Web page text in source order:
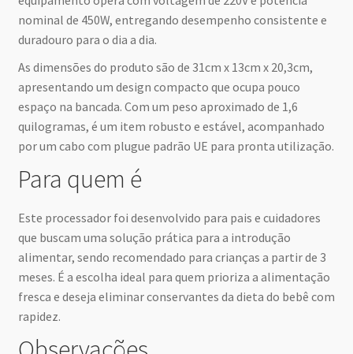
nominal de 450W, entregando desempenho consistente e
duradouro para o dia a dia.
As dimensões do produto são de 31cm x 13cm x 20,3cm,
apresentando um design compacto que ocupa pouco
espaço na bancada. Com um peso aproximado de 1,6
quilogramas, é um item robusto e estável, acompanhado
por um cabo com plugue padrão UE para pronta utilização.
Para quem é
Este processador foi desenvolvido para pais e cuidadores
que buscam uma solução prática para a introdução
alimentar, sendo recomendado para crianças a partir de 3
meses. É a escolha ideal para quem prioriza a alimentação
fresca e deseja eliminar conservantes da dieta do bebê com
rapidez.